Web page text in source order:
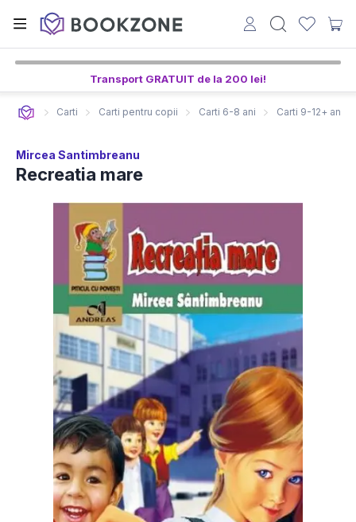
Transport GRATUIT de la 200 lei!
Carti Carti pentru copii Carti 6-8 ani Carti 9-12+ ani
Mircea Santimbreanu
Recreatia mare